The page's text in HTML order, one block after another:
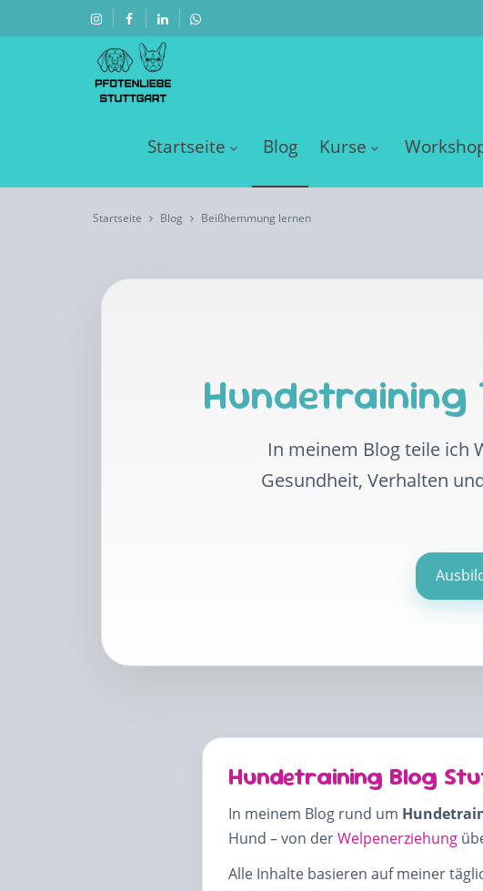
Startseite Blog Kurse
Startseite Blog Beißhemmung lernen
Hundetraining
In meinem Blog teile ich
Gesundheit, Verhalten
Hundetraining Blog
In meinem Blog rund um
Hund – von derWelpenerziehung
Alle Inhalte basieren auf meiner